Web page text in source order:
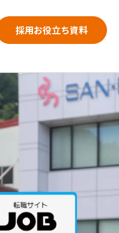
採用お役立ち資料